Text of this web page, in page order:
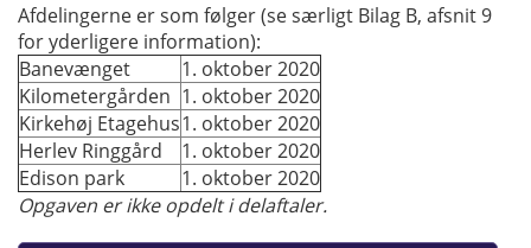
Afdelingerne er som følger (se særligt Bilag B, afsnit 9
for yderligere information):
Banevænget
1. oktober 2020
Kilometergården 1. oktober 2020
Kirkehøj Etagehus1. oktober 2020
Herlev Ringgård
1. oktober 2020
Edison park
1. oktober 2020
Opgaven er ikke opdelt i delaftaler.